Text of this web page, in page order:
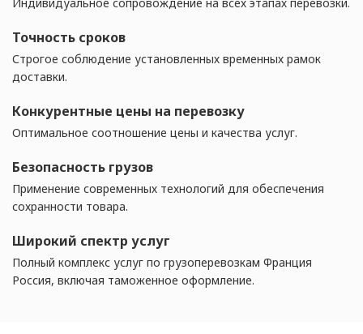
Индивидуальное сопровождение на всех этапах перевозки.
Точность сроков
Строгое соблюдение установленных временных рамок
доставки.
Конкурентные цены на перевозку
Оптимальное соотношение цены и качества услуг.
Безопасность грузов
Применение современных технологий для обеспечения
сохранности товара.
Широкий спектр услуг
Полный комплекс услуг по грузоперевозкам Франция
Россия, включая таможенное оформление.